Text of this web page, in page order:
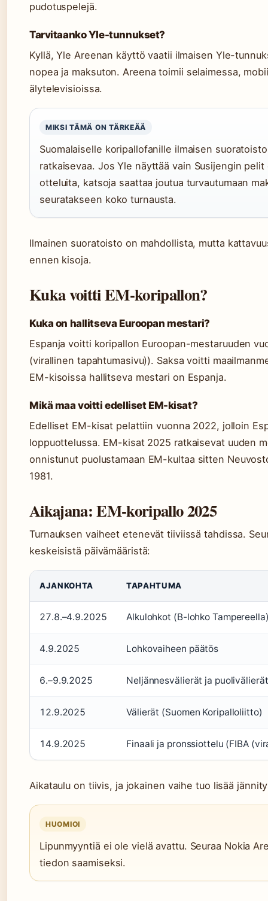
pudotuspelejä.
Tarvitaanko Yle-tunnukset?
Kyllä, Yle Areenan käyttö vaatii ilmaisen Yle-
nopea ja maksuton. Areena toimii selaimessa,
älytelevisioissa.
MIKSI TÄMÄ ON TÄRKEÄÄ
Suomalaiselle koripallofanille ilmaisen
ratkaisevaa. Jos Yle näyttää vain Susijengin
otteluita, katsoja saattaa joutua turvautumaan
seuratakseen koko turnausta.
Ilmainen suoratoisto on mahdollista, mutta
ennen kisoja.
Kuka voitti EM-koripallon?
Kuka on hallitseva Euroopan mestari?
Espanja voitti koripallon Euroopan-mestaruuden
(virallinen tapahtumasivu)). Saksa voitti
EM-kisoissa hallitseva mestari on Espanja.
Mikä maa voitti edelliset EM-kisat?
Edelliset EM-kisat pelattiin vuonna 2022, jolloin
loppuottelussa. EM-kisat 2025 ratkaisevat uuden
onnistunut puolustamaan EM-kultaa sitten
1981.
Aikajana: EM-koripallo 2025
Turnauksen vaiheet etenevät tiiviissä tahdissa.
keskeisistä päivämääristä:
AJANKOHTA TAPAHTUMA
27.8.–4.9.2025 Alkulohkot (B-lohko
4.9.2025 Lohkovaiheen päätös
6.–9.9.2025 Neljännesvälierät ja
12.9.2025 Välierät (Suomen Koripalloliitto)
14.9.2025 Finaali ja pronssiottelu (FIBA
Aikataulu on tiivis, ja jokainen vaihe tuo lisää
HUOMIOI
Lipunmyyntiä ei ole vielä avattu. Seuraa Nokia
tiedon saamiseksi.